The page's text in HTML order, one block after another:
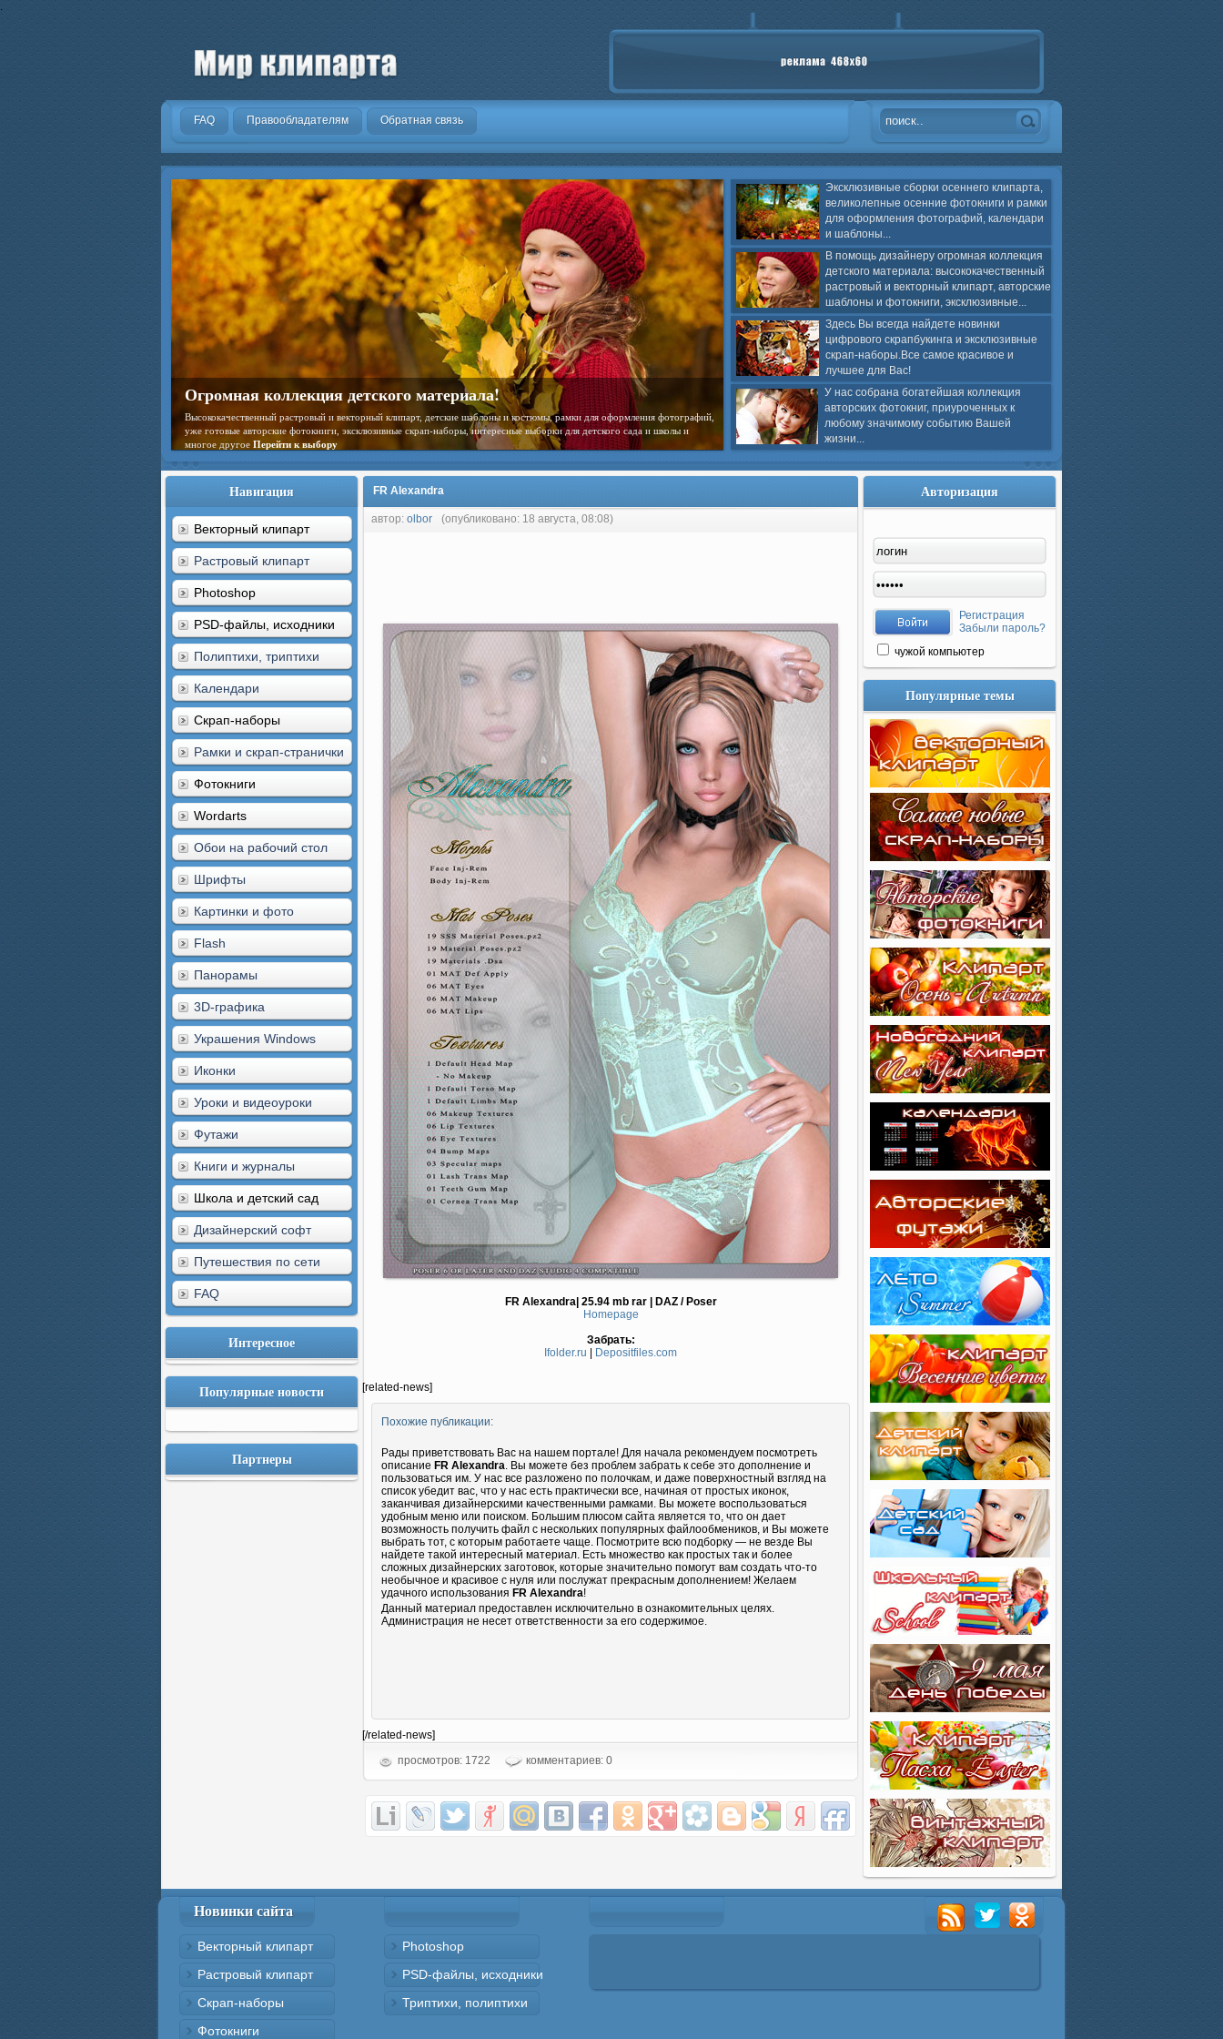
.
FAQ Правообладателям Обратная связь
Эксклюзивные сборки осеннего клипарта,
великолепные осенние фотокниги и рамки
для оформления фотографий, календари
и шаблоны...
В помощь дизайнеру огромная коллекция
детского материала: высококачественный
растровый и векторный клипарт, авторские
шаблоны и фотокниги, эксклюзивные...
Здесь Вы всегда найдете новинки
цифрового скрапбукинга и эксклюзивные
скрап-наборы.Все самое красивое и
лучшее для Вас!
У нас собрана богатейшая коллекция
авторских фотокниг, приуроченных к
любому значимому событию Вашей
жизни...
Огромная коллекция детского материала!
Высококачественный растровый и векторный клипарт, детские шаблоны и костюмы, рамки для оформления фотографий,
уже готовые авторские фотокниги, эксклюзивные скрап-наборы, интересные выборки для детского сада и школы и
многое другое Перейти к выбору
Навигация
Векторный клипарт
Растровый клипарт
Photoshop
PSD-файлы, исходники
Полиптихи, триптихи
Календари
Скрап-наборы
Рамки и скрап-странички
Фотокниги
Wordarts
Обои на рабочий стол
Шрифты
Картинки и фото
Flash
Панорамы
3D-графика
Украшения Windows
Иконки
Уроки и видеоуроки
Футажи
Книги и журналы
Школа и детский сад
Дизайнерский софт
Путешествия по сети
FAQ
Интересное
Популярные новости
Партнеры
FR Alexandra
автор: olbor (опубликовано: 18 августа, 08:08)
FR Alexandra| 25.94 mb rar | DAZ / Poser
Homepage
Забрать:
Ifolder.ru
Depositfiles.com
[related-news]
Похожие публикации:
Рады приветствовать Вас на нашем портале! Для начала рекомендуем посмотреть
описание FR Alexandra. Вы можете без проблем забрать к себе это дополнение и
пользоваться им. У нас все разложено по полочкам, и даже поверхностный взгляд на
список убедит вас, что у нас есть практически все, начиная от простых иконок,
заканчивая дизайнерскими качественными рамками. Вы можете воспользоваться
удобным меню или поиском. Большим плюсом сайта является то, что он дает
возможность получить файл с нескольких популярных файлообмеников, и Вы можете
выбрать тот, с которым работаете чаще. Посмотрите всю подборку — не везде Вы
найдете такой интересный материал. Есть множество как простых так и более
сложных дизайнерских заготовок, которые значительно помогут вам создать что-то
необычное и красивое с нуля или послужат прекрасным дополнением! Желаем
удачного использования FR Alexandra!
Данный материал предоставлен исключительно в ознакомительных целях.
Администрация не несет ответственности за его содержимое.
[/related-news]
просмотров: 1722
комментариев: 0
Авторизация
Регистрация
Забыли пароль?
чужой компьютер
Популярные темы
Новинки сайта
Векторный клипарт
Растровый клипарт
Скрап-наборы
Фотокниги
Photoshop
PSD-файлы, исходники
Триптихи, полиптихи